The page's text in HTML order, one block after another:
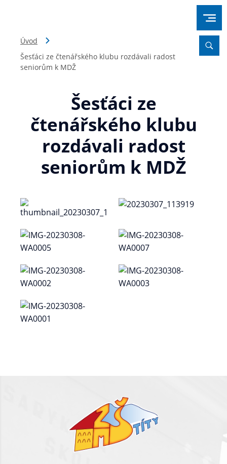
Úvod
Šesťáci ze čtenářského klubu rozdávali radost
seniorům k MDŽ
Šesťáci ze
čtenářského klubu
rozdávali radost
seniorům k MDŽ